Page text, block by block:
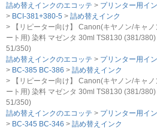
詰め替えインクのエコッテ
プリンター用イ
BCI-381+380-5
詰め替えインク
【リピーター向け】 Canon(キヤノン/キャ
ート用) 染料 マゼンタ 30ml TS8130 (381/
51/350)
詰め替えインクのエコッテ
プリンター用イ
BC-385 BC-386
詰め替えインク
【リピーター向け】 Canon(キヤノン/キャ
ート用) 染料 マゼンタ 30ml TS8130 (381/
51/350)
詰め替えインクのエコッテ
プリンター用イ
BC-345 BC-346
詰め替えインク